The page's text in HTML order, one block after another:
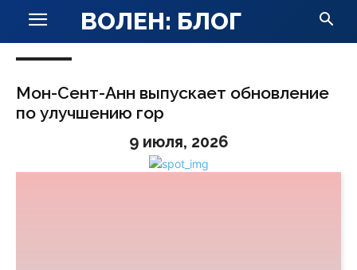
ВОЛЕН: БЛОГ
Мон-Сент-Анн выпускает обновление
по улучшению гор
9 июля, 2026